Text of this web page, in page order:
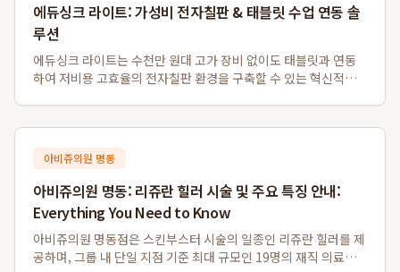
에듀싱크 라이트: 가성비 전자칠판 & 태블릿 수업 연동 솔
루션
에듀싱크 라이트는 수천만 원대 고가 장비 없이도 태블릿과 연동
하여 저비용 고효율의 전자칠판 환경을 구축할 수 있는 혁신적인
서 자동 저장 및 학생 자료 배포...
아비쥬의원 명동
아비쥬의원 명동: 리쥬란 힐러 시술 및 주요 특징 안내:
Everything You Need to Know
아비쥬의원 명동점은 스킨부스터 시술의 일종인 리쥬란 힐러를 제
공하며, 그룹 내 단일 지점 기준 최대 규모인 19명의 재직 의료진